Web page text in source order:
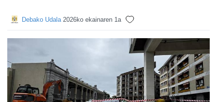
Debako Udala 2026ko ekainaren 1a